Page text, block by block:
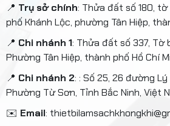
📍 Trụ sở chính: Thửa đất số 180,
phố Khánh Lộc, phường Tân Hiệp,
📍 Chi nhánh 1: Thửa đất số 337, Tờ
Phường Tân Hiệp, thành phố Hồ Chí
📍 Chi nhánh 2: : Số 25, 26 đường
Phường Từ Sơn, Tỉnh Bắc Ninh, Việt
✉️ Email: